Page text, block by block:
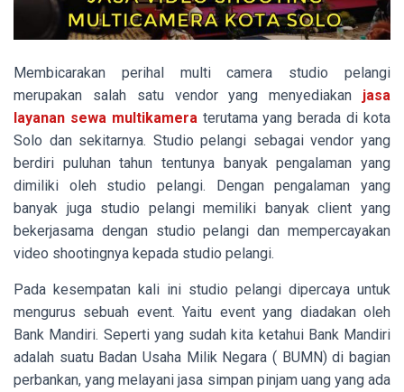
Membicarakan perihal multi camera studio pelangi
merupakan salah satu vendor yang menyediakan jasa
layanan sewa multikamera terutama yang berada di kota
Solo dan sekitarnya. Studio pelangi sebagai vendor yang
berdiri puluhan tahun tentunya banyak pengalaman yang
dimiliki oleh studio pelangi. Dengan pengalaman yang
banyak juga studio pelangi memiliki banyak client yang
bekerjasama dengan studio pelangi dan mempercayakan
video shootingnya kepada studio pelangi.
Pada kesempatan kali ini studio pelangi dipercaya untuk
mengurus sebuah event. Yaitu event yang diadakan oleh
Bank Mandiri. Seperti yang sudah kita ketahui Bank Mandiri
adalah suatu Badan Usaha Milik Negara ( BUMN) di bagian
perbankan, yang melayani jasa simpan pinjam uang yang ada